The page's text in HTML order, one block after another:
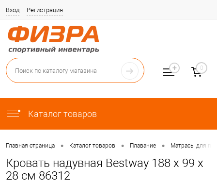
Вход Регистрация
Каталог товаров
0
Главная страница • Каталог товаров • Плавание • Матрасы для
Кровать надувная Bestway 188 х 99 х
28 см 86312